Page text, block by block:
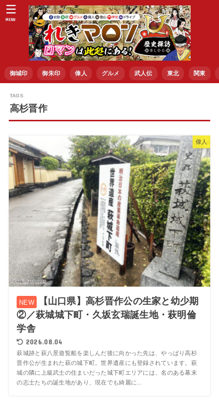
御城印 御朱印 偉人 グルメ 武人伝 東北 関東
MENU
高杉晋作
偉人
【山口県】高杉晋作公の生家と幼少期
②／萩城城下町・久坂玄瑞誕生地・萩明倫
学舎
2026.08.04
萩城跡と萩八景遊覧船を楽しんだ後に向かった先は、やっぱり高杉
晋作公が生まれた萩の城下町。世界遺産にも登録されています。萩
城の隣に上級武士の住まいだった城下町エリアには、名のある幕末
の志士たちの誕生地があり、現在でも綺麗に...